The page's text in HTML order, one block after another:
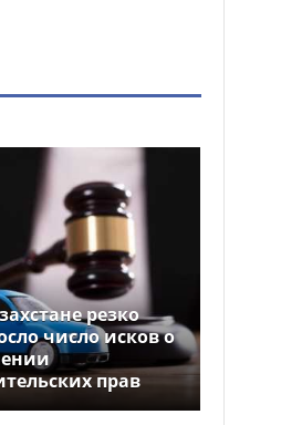
резко
число исков о
прав